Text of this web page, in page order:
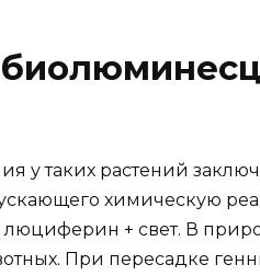
у таких растений
химическую
+ свет. В
При пересадке